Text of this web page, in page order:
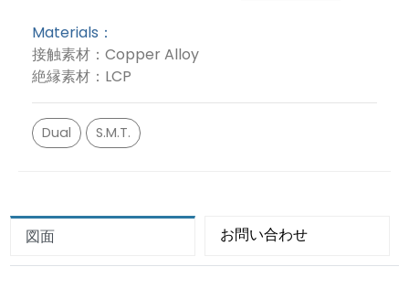
Materials：
接触素材：Copper Alloy
絶縁素材：LCP
Dual S.M.T.
図面 お問い合わせ